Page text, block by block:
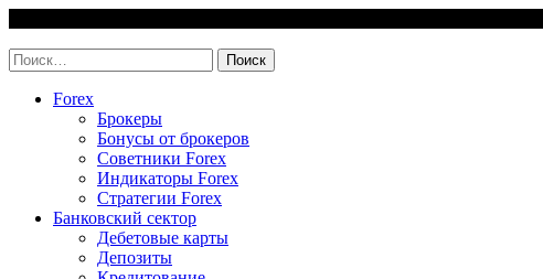
content
Найти:
Forex
Брокеры
Бонусы от брокеров
Советники Forex
Индикаторы Forex
Стратегии Forex
Банковский сектор
Дебетовые карты
Депозиты